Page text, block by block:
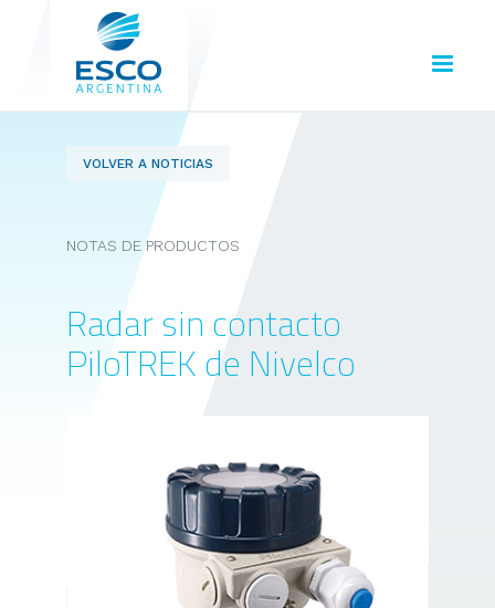
VOLVER A NOTICIAS
NOTAS DE PRODUCTOS
Radar sin contacto
PiloTREK de Nivelco